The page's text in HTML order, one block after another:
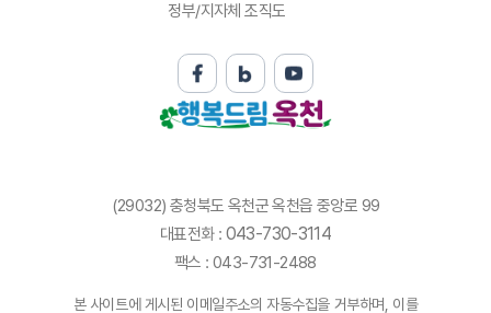
정부/지자체 조직도
(29032) 충청북도 옥천군 옥천읍 중앙로 99
대표전화 : 043-730-3114
팩스 : 043-731-2488
본 사이트에 게시된 이메일주소의 자동수집을 거부하며, 이를